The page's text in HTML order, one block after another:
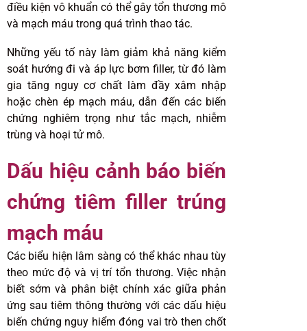
điều kiện vô khuẩn có thể gây tổn thương mô
và mạch máu trong quá trình thao tác.
Những yếu tố này làm giảm khả năng kiểm
soát hướng đi và áp lực bơm filler, từ đó làm
gia tăng nguy cơ chất làm đầy xâm nhập
hoặc chèn ép mạch máu, dẫn đến các biến
chứng nghiêm trọng như tắc mạch, nhiễm
trùng và hoại tử mô.
Dấu hiệu cảnh báo biến
chứng tiêm filler trúng
mạch máu
Các biểu hiện lâm sàng có thể khác nhau tùy
theo mức độ và vị trí tổn thương. Việc nhận
biết sớm và phân biệt chính xác giữa phản
ứng sau tiêm thông thường với các dấu hiệu
biến chứng nguy hiểm đóng vai trò then chốt